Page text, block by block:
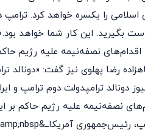
را یکسره خواهد کرد.
بگیرید. این کار شما خواهد
رضا پهلوی نیز گفت:
دونالد ترامپدولت دوم ترامپ و